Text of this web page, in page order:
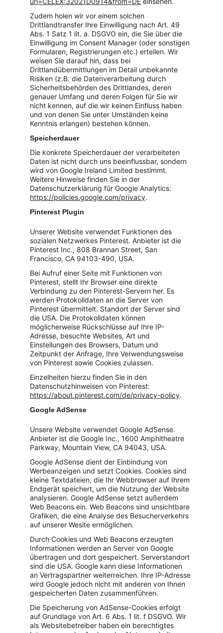
Zudem holen wir vor einem solchen
Drittlandtransfer Ihre Einwilligung nach Art. 49
Abs. 1 Satz 1 lit. a. DSGVO ein, die Sie über die
Einwilligung im Consent Manager (oder sonstigen
Formularen, Registrierungen etc.) erteilen. Wir
weisen Sie darauf hin, dass bei
Drittlandübermittlungen im Detail unbekannte
Risiken (z.B. die Datenverarbeitung durch
Sicherheitsbehörden des Drittlandes, deren
genauer Umfang und deren Folgen für Sie wir
nicht kennen, auf die wir keinen Einfluss haben
und von denen Sie unter Umständen keine
Kenntnis erlangen) bestehen können.
Speicherdauer
Die konkrete Speicherdauer der verarbeiteten
Daten ist nicht durch uns beeinflussbar, sondern
wird von Google Ireland Limited bestimmt.
Weitere Hinweise finden Sie in der
Datenschutzerklärung für Google Analytics:
https://policies.google.com/privacy.
Pinterest Plugin
Unserer Website verwendet Funktionen des
sozialen Netzwerkes Pinterest. Anbieter ist die
Pinterest Inc., 808 Brannan Street, San
Francisco, CA 94103-490, USA.
Bei Aufruf einer Seite mit Funktionen von
Pinterest, stellt Ihr Browser eine direkte
Verbindung zu den Pinterest-Servern her. Es
werden Protokolldaten an die Server von
Pinterest übermittelt. Standort der Server sind
die USA. Die Protokolldaten können
möglicherweise Rückschlüsse auf Ihre IP-
Adresse, besuchte Websites, Art und
Einstellungen des Browsers, Datum und
Zeitpunkt der Anfrage, Ihre Verwendungsweise
von Pinterest sowie Cookies zulassen.
Einzelheiten hierzu finden Sie in den
Datenschutzhinweisen von Pinterest:
https://about.pinterest.com/de/privacy-policy.
Google AdSense
Unsere Website verwendet Google AdSense.
Anbieter ist die Google Inc., 1600 Amphitheatre
Parkway, Mountain View, CA 94043, USA.
Google AdSense dient der Einbindung von
Werbeanzeigen und setzt Cookies. Cookies sind
kleine Textdateien, die Ihr Webbrowser auf Ihrem
Endgerät speichert, um die Nutzung der Website
analysieren. Google AdSense setzt außerdem
Web Beacons ein. Web Beacons sind unsichtbare
Grafiken, die eine Analyse des Besucherverkehrs
auf unserer Wesite ermöglichen.
Durch Cookies und Web Beacons erzeugten
Informationen werden an Server von Google
übertragen und dort gespeichert. Serverstandort
sind die USA. Google kann diese Informationen
an Vertragspartner weiterreichen. Ihre IP-Adresse
wird Google jedoch nicht mit anderen von Ihnen
gespeicherten Daten zusammenführen.
Die Speicherung von AdSense-Cookies erfolgt
auf Grundlage von Art. 6 Abs. 1 lit. f DSGVO. Wir
als Websitebetreiber haben ein berechtigtes